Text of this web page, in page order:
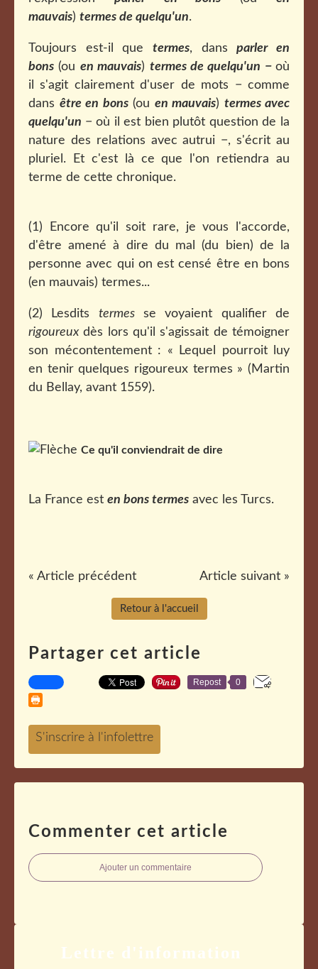
mauvais) termes de quelqu'un.
Toujours est-il que termes, dansparler en
bons (ou en mauvais) termes de quelqu'un − où
il s'agit clairement d'user de mots − comme
dans être en bons(ou en mauvais) termes avec
quelqu'un − où il est bien plutôt question de la
nature des relations avec autrui −, s'écrit au
pluriel. Et c'est là ce que l'on retiendra au
terme de cette chronique.
(1) Encore qu'il soit rare, je vous l'accorde,
d'être amené à dire du mal (du bien) de la
personne avec qui on est censé être en bons
(en mauvais) termes...
(2) Lesdits termesse voyaient qualifier de
rigoureux dès lors qu'il s'agissait de témoigner
son mécontentement : « Lequel pourroit luy
en tenir quelques rigoureux termes » (Martin
du Bellay, avant 1559).
Ce qu'il conviendrait de dire
La France est en bons termes avec les Turcs.
« Article précédent Article suivant »
Retour à l'accueil
Partager cet article
Repost 0
Commenter cet article
Ajouter un commentaire